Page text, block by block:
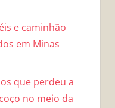
e caminhão
em Minas
que perdeu a
no meio da